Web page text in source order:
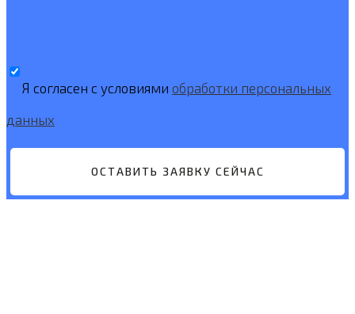
Я согласен с условиями обработки персональных
данных